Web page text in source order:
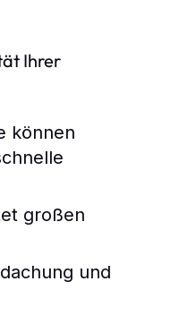
Ihrer
können
großen
und